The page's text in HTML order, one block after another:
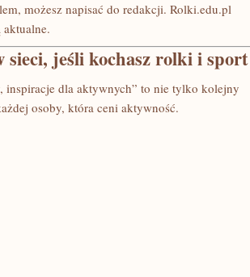
możesz napisać do redakcji. Rolki.edu.pl
aktualne.
sieci, jeśli kochasz rolki i sport
inspiracje dla aktywnych” to nie tylko kolejny
osoby, która ceni aktywność.